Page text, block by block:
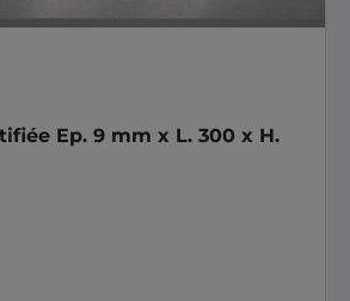
Ep. 9 mm x L. 300 x H.